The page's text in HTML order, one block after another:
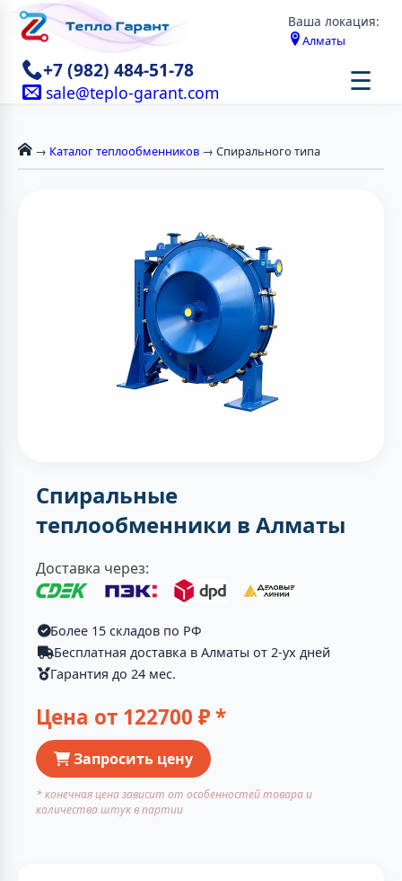
Ваша локация:
Алматы
+7 (982) 484-51-78
sale@teplo-garant.com ☰
→ Каталог теплообменников → Спирального типа
Спиральные
теплообменники в Алматы
Доставка через:
Более 15 складов по РФ
Бесплатная доставка в Алматы от 2-ух дней
Гарантия до 24 мес.
Цена от 122700 ₽ *
Запросить цену
* конечная цена зависит от особенностей товара и
количества штук в партии